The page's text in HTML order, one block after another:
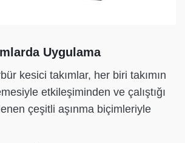
Uygulama
kesici takımlar, her biri takımın
etkileşiminden ve çalıştığı
çeşitli aşınma biçimleriyle